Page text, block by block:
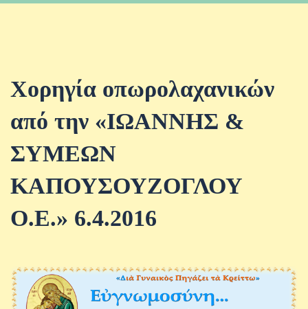
Χορηγία οπωρολαχανικών
από την «ΙΩΑΝΝΗΣ &
ΣΥΜΕΩΝ
ΚΑΠΟΥΣΟΥΖΟΓΛΟΥ
Ο.Ε.» 6.4.2016